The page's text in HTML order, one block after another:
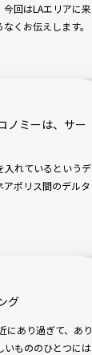
回はLAエリアに来
くお伝えします。
ノミーは、サー
入れているというデ
ポリス間のデルタ
グ
いもののひとつには